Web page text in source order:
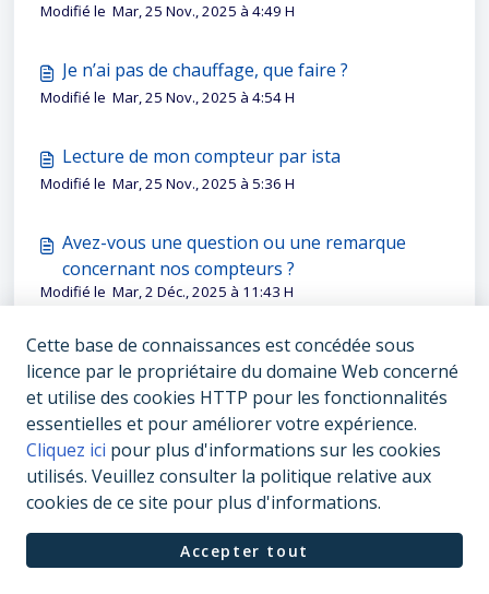
Modifié le Mar, 25 Nov., 2025 à 4:49 H
Je n’ai pas de chauffage, que faire ?
Modifié le Mar, 25 Nov., 2025 à 4:54 H
Lecture de mon compteur par ista
Modifié le Mar, 25 Nov., 2025 à 5:36 H
Avez-vous une question ou une remarque
concernant nos compteurs ?
Modifié le Mar, 2 Déc., 2025 à 11:43 H
Cette base de connaissances est concédée sous
licence par le propriétaire du domaine Web concerné
et utilise des cookies HTTP pour les fonctionnalités
essentielles et pour améliorer votre expérience.
Cliquez ici pour plus d'informations sur les cookies
utilisés. Veuillez consulter la politique relative aux
cookies de ce site pour plus d'informations.
Accepter tout